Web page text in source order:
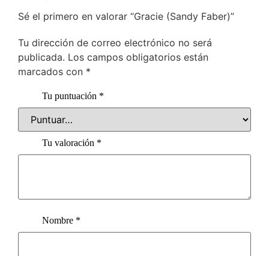
Sé el primero en valorar “Gracie (Sandy Faber)”
Tu dirección de correo electrónico no será
publicada. Los campos obligatorios están
marcados con *
Tu puntuación *
Tu valoración *
Nombre *